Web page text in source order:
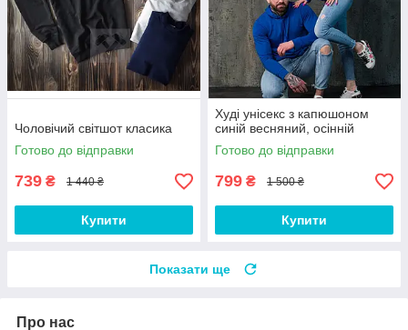
Чоловічий світшот класика
Готово до відправки
739 ₴ 1 440 ₴
Купити
Худі унісекс з капюшоном
синій весняний, осінній
Готово до відправки
799 ₴ 1 500 ₴
Купити
Показати ще
Про нас